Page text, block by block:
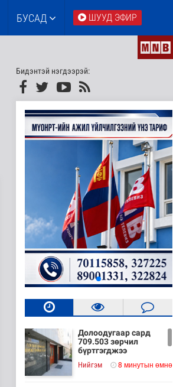
БУСАД ШУУД ЭФИР
Бидэнтэй нэгдээрэй:
Долоодугаар сард
709.503 зөрчил
бүртгэгджээ
Нийгэм 8 минутын өмнө